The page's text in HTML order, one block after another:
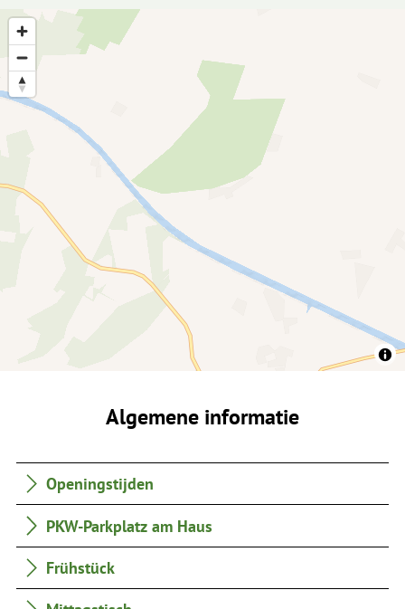
Algemene informatie
Openingstijden
PKW-Parkplatz am Haus
Frühstück